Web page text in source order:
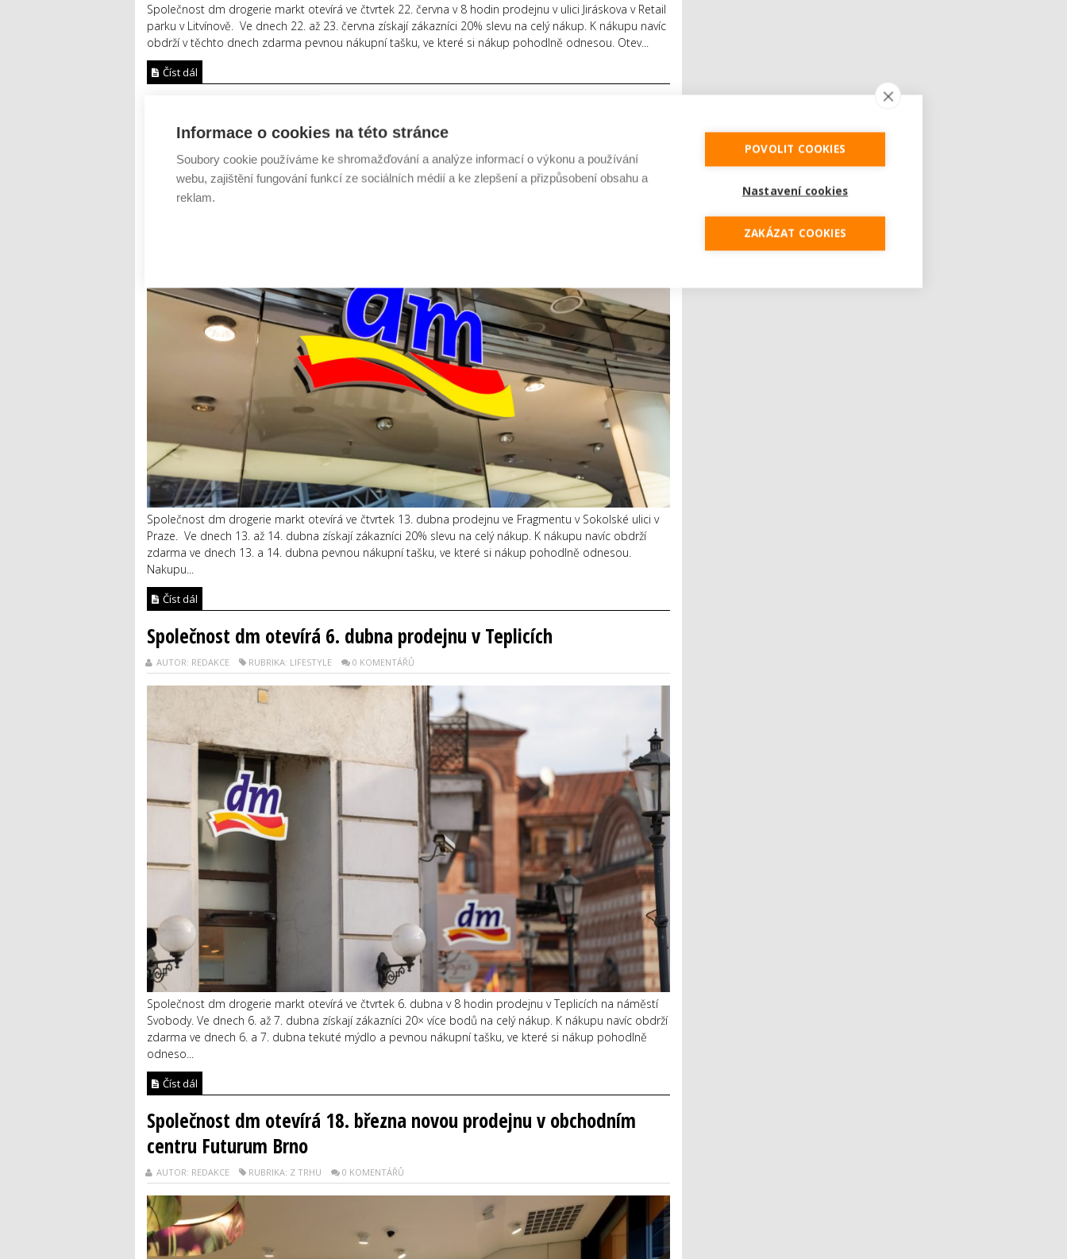
Společnost dm drogerie markt otevírá ve čtvrtek 22. června v 8 hodin prodejnu v ulici Jiráskova v Retail
parku v Litvínově. Ve dnech 22. až 23. června získají zákazníci 20% slevu na celý nákup. K nákupu navíc
obdrží v těchto dnech zdarma pevnou nákupní tašku, ve které si nákup pohodlně odnesou. Otev...
Číst dál
AUTOR: REDAKCE RUBRIKA: LIFESTYLE 0 KOMENTÁŘŮ
Společnost dm drogerie markt otevírá ve čtvrtek 13. dubna prodejnu ve Fragmentu v Sokolské ulici v
Praze. Ve dnech 13. až 14. dubna získají zákazníci 20% slevu na celý nákup. K nákupu navíc obdrží
zdarma ve dnech 13. a 14. dubna pevnou nákupní tašku, ve které si nákup pohodlně odnesou.
Nakupu...
Číst dál
Společnost dm otevírá 6. dubna prodejnu v Teplicích
AUTOR: REDAKCE RUBRIKA: LIFESTYLE 0 KOMENTÁŘŮ
Společnost dm drogerie markt otevírá ve čtvrtek 6. dubna v 8 hodin prodejnu v Teplicích na náměstí
Svobody. Ve dnech 6. až 7. dubna získají zákazníci 20× více bodů na celý nákup. K nákupu navíc obdrží
zdarma ve dnech 6. a 7. dubna tekuté mýdlo a pevnou nákupní tašku, ve které si nákup pohodlně
odneso...
Číst dál
Společnost dm otevírá 18. března novou prodejnu v obchodním
centru Futurum Brno
AUTOR: REDAKCE RUBRIKA: Z TRHU 0 KOMENTÁŘŮ
Informace o cookies na této stránce
Soubory cookie používáme ke shromažďování a analýze informací o výkonu a používání
webu, zajištění fungování funkcí ze sociálních médií a ke zlepšení a přizpůsobení obsahu a
reklam.
POVOLIT COOKIES
Nastavení cookies
ZAKÁZAT COOKIES